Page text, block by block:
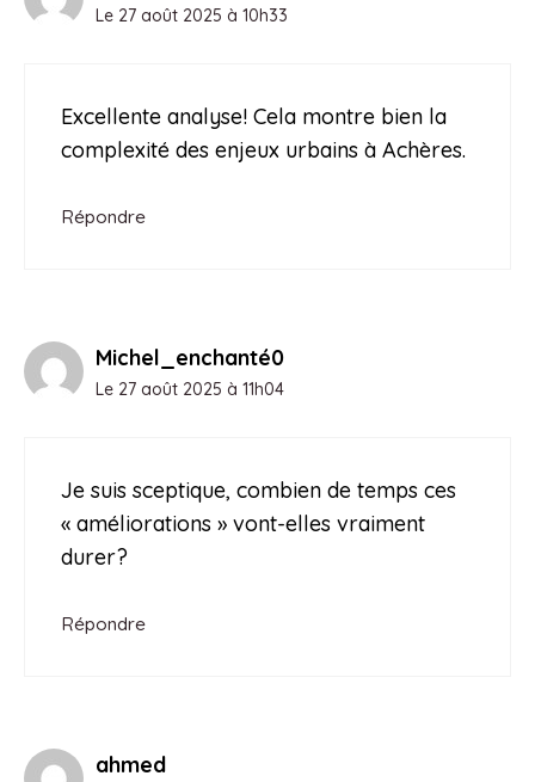
Le 27 août 2025 à 10h33
Excellente analyse! Cela montre bien la
complexité des enjeux urbains à Achères.
Répondre
Michel_enchanté0
Le 27 août 2025 à 11h04
Je suis sceptique, combien de temps ces
« améliorations » vont-elles vraiment
durer?
Répondre
ahmed